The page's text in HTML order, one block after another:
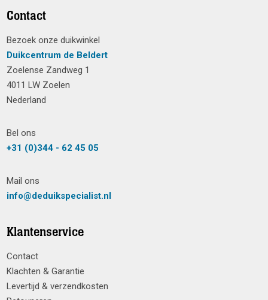
Contact
Bezoek onze duikwinkel
Duikcentrum de Beldert
Zoelense Zandweg 1
4011 LW Zoelen
Nederland
Bel ons
+31 (0)344 - 62 45 05
Mail ons
info@deduikspecialist.nl
Klantenservice
Contact
Klachten & Garantie
Levertijd & verzendkosten